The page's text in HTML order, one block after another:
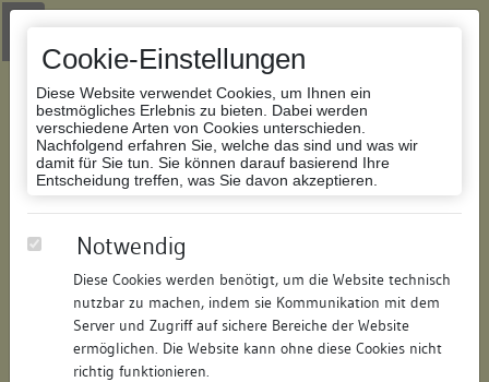
Cookie-Einstellungen
Diese Website verwendet Cookies, um Ihnen ein
bestmögliches Erlebnis zu bieten. Dabei werden
verschiedene Arten von Cookies unterschieden.
Nachfolgend erfahren Sie, welche das sind und was wir
damit für Sie tun. Sie können darauf basierend Ihre
Entscheidung treffen, was Sie davon akzeptieren.
Notwendig
Diese Cookies werden benötigt, um die Website technisch
nutzbar zu machen, indem sie Kommunikation mit dem
Server und Zugriff auf sichere Bereiche der Website
ermöglichen. Die Website kann ohne diese Cookies nicht
richtig funktionieren.
Zur Navigation springen
Zum Inhalt der Website springen
Datenbank Bauforschung/Restaurierung
zum Strauß
301315059162/ Datum: 11.07.2008
Datenbestand:
Bauforschung und Restaurierung